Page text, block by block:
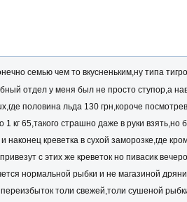
семью чем то вкусненьким,ну типа
отдел у меня был не просто ступор,а
половина льда 130 грн,короче
кг 65,такого страшно даже в руки
креветка в сухой заморозке,где
с этих же креветок но пивасик
нормальной рыбки и не магазиной
толи свежей,толи сушеной